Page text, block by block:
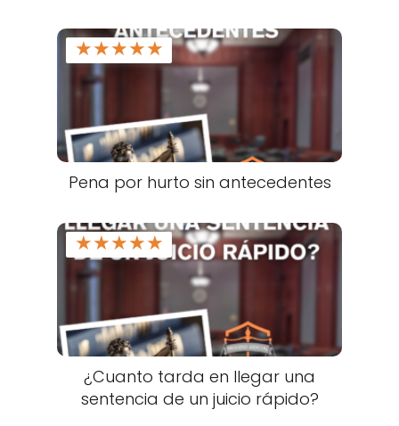
★★★★★
Pena por hurto sin antecedentes
★★★★★
¿Cuanto tarda en llegar una
sentencia de un juicio rápido?